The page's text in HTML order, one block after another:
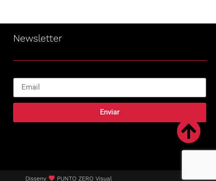
Newsletter
Enviar
Disseny PUNTO ZERO Visual